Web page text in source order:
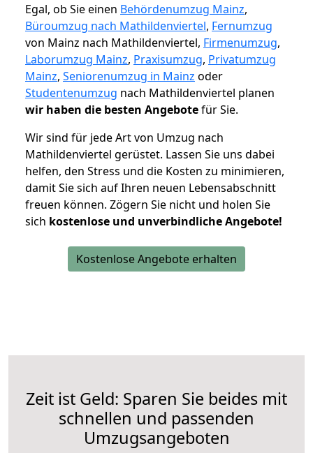
Egal, ob Sie einen Behördenumzug Mainz,
Büroumzug nach Mathildenviertel, Fernumzug
von Mainz nach Mathildenviertel, Firmenumzug,
Laborumzug Mainz, Praxisumzug, Privatumzug
Mainz, Seniorenumzug in Mainz oder
Studentenumzug nach Mathildenviertel planen
wir haben die besten Angebotefür Sie.
Wir sind für jede Art von Umzug nach
Mathildenviertel gerüstet. Lassen Sie uns dabei
helfen, den Stress und die Kosten zu minimieren,
damit Sie sich auf Ihren neuen Lebensabschnitt
freuen können. Zögern Sie nicht und holen Sie
sich kostenlose und unverbindliche Angebote!
Kostenlose Angebote erhalten
Zeit ist Geld: Sparen Sie beides mit
schnellen und passenden
Umzugsangeboten